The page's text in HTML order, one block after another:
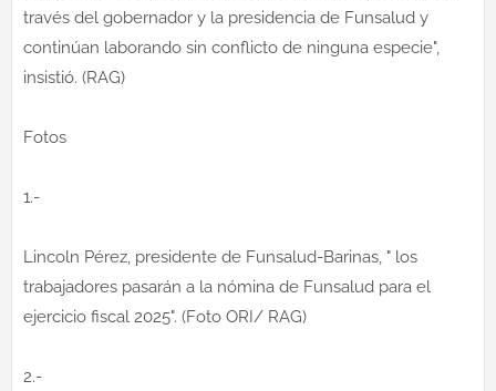
través del gobernador y la presidencia de Funsalud y
continúan laborando sin conflicto de ninguna especie",
insistió. (RAG)
Fotos
1.-
Lincoln Pérez, presidente de Funsalud-Barinas, " los
trabajadores pasarán a la nómina de Funsalud para el
ejercicio fiscal 2025". (Foto ORI/ RAG)
2.-